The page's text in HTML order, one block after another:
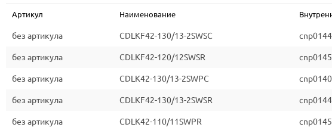
Артикул Наименование
без артикула CDLKF42-130/13-2SWSC
без артикула CDLKF42-120/12SWSR
без артикула CDLK42-130/13-2SWPC
без артикула CDLKF42-130/13-2SWSR
без артикула CDLK42-110/11SWPR